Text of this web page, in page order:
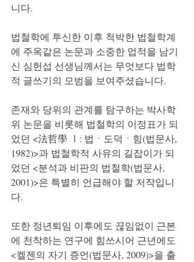
니다.
법철학에 투신한 이후 척박한 법철학계
에 주옥같은 논문과 소중한 업적을 남기
신 심헌섭 선생님께서는 무엇보다 법학
적 글쓰기의 모범을 보여주셨습니다.
존재와 당위의 관계를 탐구하는 박사학
위 논문을 비롯해 법철학의 이정표가 되
었던 <法哲學 Ⅰ: 법ㆍ도덕ㆍ힘(법문사,
1982)>과 법철학적 사유의 길잡이가 되
었던 <분석과 비판의 법철학(법문사,
2001)>은 특별히 언급해야 할 저작입니
다.
또한 정년퇴임 이후에도 끊임없이 근본
에 천착하는 연구에 힘쓰시어 근년에도
<켈젠의 자기 증언(법문사, 2009)>을 출